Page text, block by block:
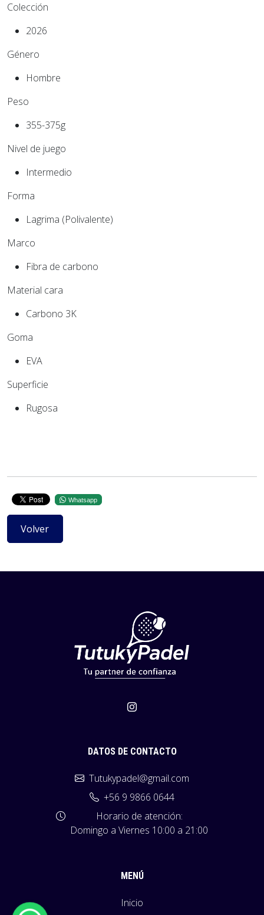
Colección
2026
Género
Hombre
Peso
355-375g
Nivel de juego
Intermedio
Forma
Lagrima (Polivalente)
Marco
Fibra de carbono
Material cara
Carbono 3K
Goma
EVA
Superficie
Rugosa
Whatsapp
Volver
DATOS DE CONTACTO
Tutukypadel@gmail.com
+56 9 9866 0644
Horario de atención:
Domingo a Viernes 10:00 a 21:00
MENÚ
Inicio